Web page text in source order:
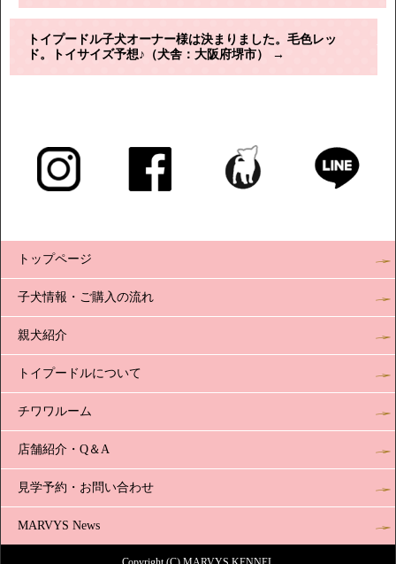
トイプードル子犬オーナー様は決まりました。毛色レッ
ド。トイサイズ予想♪（犬舎：大阪府堺市）
→
トップページ
子犬情報・ご購入の流れ
親犬紹介
トイプードルについて
チワワルーム
店舗紹介・Q＆A
見学予約・お問い合わせ
MARVYS News